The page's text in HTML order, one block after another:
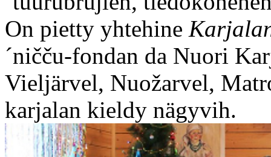
On pietty yhtehine
´ničču-fondan da Nuori
Vieljärvel, Nuožarvel,
karjalan kieldy nägyvih.